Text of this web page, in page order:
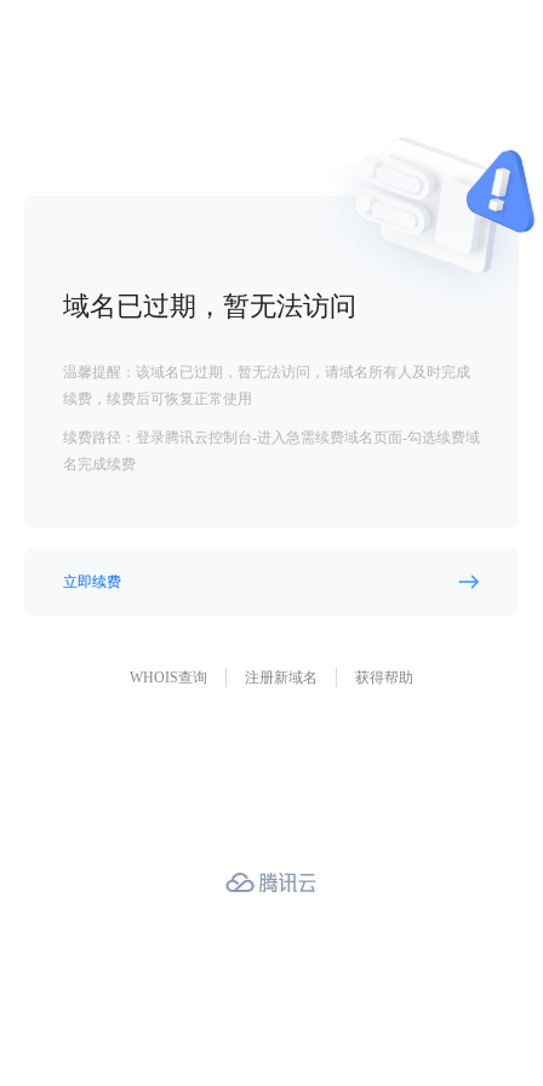
域名已过期，暂无法访问
温馨提醒：该域名已过期，暂无法访问，请域名所有人及时完成
续费，续费后可恢复正常使用
续费路径：登录腾讯云控制台-进入急需续费域名页面-勾选续费域
名完成续费
立即续费
WHOIS查询 注册新域名 获得帮助